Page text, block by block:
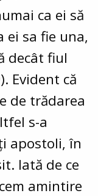
ca ei să
ei sa fie una,
decât fiul
Evident că
de trădarea
s-a
apostoli, în
Iată de ce
amintire